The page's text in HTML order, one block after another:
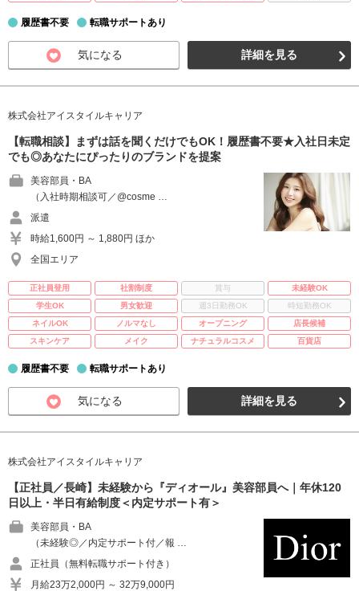
履歴書不要 転職サポートあり
気になる 詳細を見る
株式会社アイスタイルキャリア
【転職相談】まずは話を聞くだけでもOK！履歴書不要★入社日未定
でも◎あなたにぴったりのブランドを提案
美容部員・BA
（入社時期相談可／@cosme …
派遣
時給1,600円 ～ 1,880円 ほか
全国エリア
正社員登用 社割制度 賞与
未経験OK
学生OK
男女歓迎 週3日勤務OK
時短勤務OK
ネイルOK
ノルマなし オープニング
店長候補
スキンケア
メイク ナチュラルコスメ 百貨店
履歴書不要 転職サポートあり
気になる 詳細を見る
株式会社アイスタイルキャリア
【正社員／長崎】未経験から『ディオール』美容部員へ｜年休120
日以上・半日有給制度＜内定サポート有＞
美容部員・BA
（未経験◎／内定サポート付／報 …
正社員（無料転職サポート付き）
月給23万2,000円 ～ 32万9,000円